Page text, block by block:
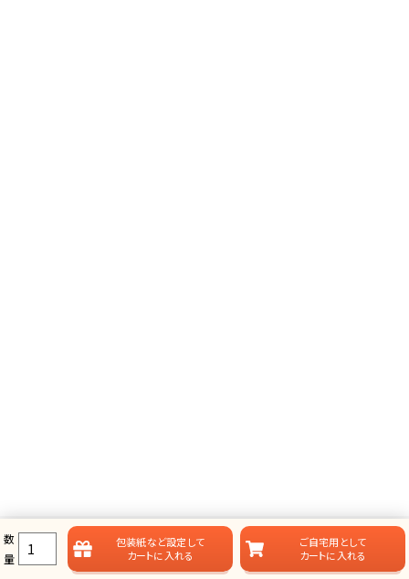
数
量
包装紙など設定して
カートに入れる
ご自宅用として
カートに入れる